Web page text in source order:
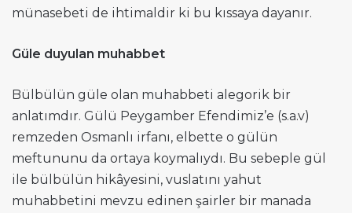
münasebeti de ihtimaldir ki bu kıssaya dayanır.
Güle duyulan muhabbet
Bülbülün güle olan muhabbeti alegorik bir
anlatımdır. Gülü Peygamber Efendimiz’e (s.a.v)
remzeden Osmanlı irfanı, elbette o gülün
meftununu da ortaya koymalıydı. Bu sebeple gül
ile bülbülün hikâyesini, vuslatını yahut
muhabbetini mevzu edinen şairler bir manada